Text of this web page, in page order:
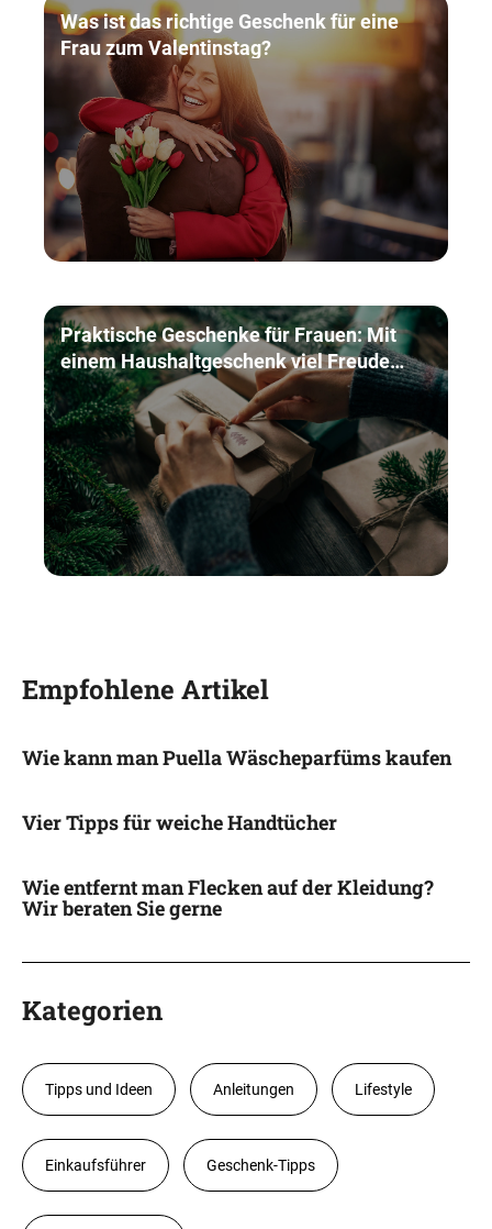
Was ist das richtige Geschenk für eine
Frau zum Valentinstag?
Praktische Geschenke für Frauen: Mit
einem Haushaltgeschenk viel Freude
bereiten
Empfohlene Artikel
Wie kann man Puella Wäscheparfüms kaufen
Vier Tipps für weiche Handtücher
Wie entfernt man Flecken auf der Kleidung?
Wir beraten Sie gerne
Kategorien
Tipps und Ideen Anleitungen Lifestyle
Einkaufsführer Geschenk-Tipps